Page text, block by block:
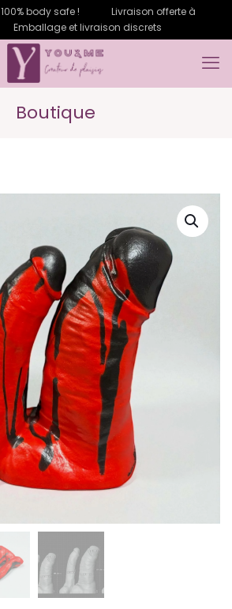
body safe !
Livraison offerte à
Emballage et livraison discrets
Boutique